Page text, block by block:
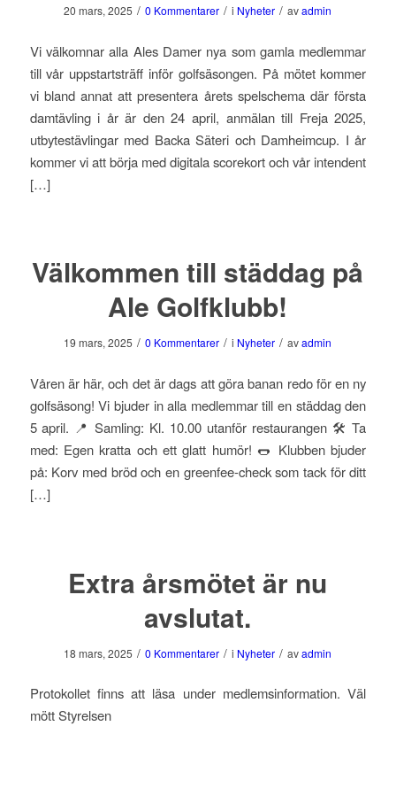
20 mars, 2025 / 0 Kommentarer / i Nyheter / avadmin
Vi välkomnar alla Ales Damer nya som gamla medlemmar
till vår uppstartsträff inför golfsäsongen. På mötet kommer
vi bland annat att presentera årets spelschema där första
damtävling i år är den 24 april, anmälan till Freja 2025,
utbytestävlingar med Backa Säteri och Damheimcup. I år
kommer vi att börja med digitala scorekort och vår intendent
[…]
Välkommen till städdag på
Ale Golfklubb!
19 mars, 2025 / 0 Kommentarer / i Nyheter / avadmin
Våren är här, och det är dags att göra banan redo för en ny
golfsäsong! Vi bjuder in alla medlemmar till en städdag den
5 april. 📍 Samling: Kl. 10.00 utanför restaurangen 🛠 Ta
med: Egen kratta och ett glatt humör! 🌭 Klubben bjuder
på: Korv med bröd och en greenfee-check som tack för ditt
[…]
Extra årsmötet är nu
avslutat.
18 mars, 2025 / 0 Kommentarer / i Nyheter / avadmin
Protokollet finns att läsa under medlemsinformation. Väl
mött Styrelsen